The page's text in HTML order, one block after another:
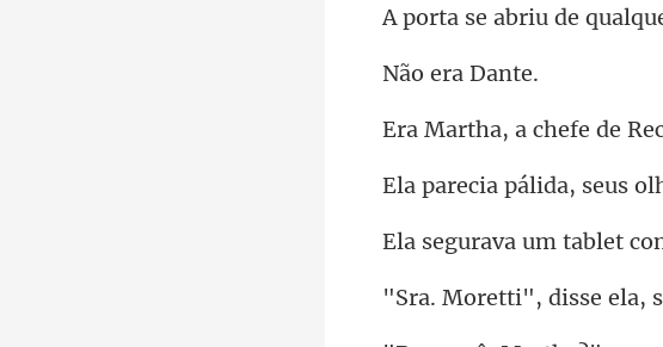
briu de qual
era
us
ablet